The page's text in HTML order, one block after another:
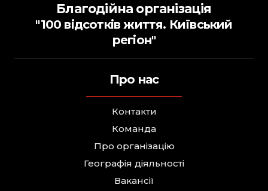
Благодійна організація
"100 відсотків життя. Київський
регіон"
Про нас
Контакти
Команда
Про організацію
Географія діяльності
Вакансії